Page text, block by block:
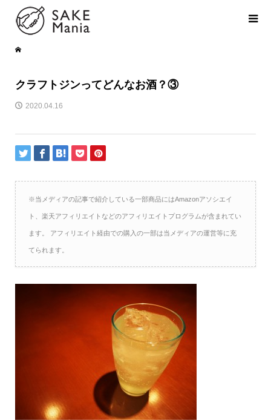
クラフトジンってどんなお酒？③
2020.04.16
※当メディアの記事で紹介している一部商品にはAmazonアソシエイ
ト、楽天アフィリエイトなどのアフィリエイトプログラムが含まれてい
ます。 アフィリエイト経由での購入の一部は当メディアの運営等に充
てられます。